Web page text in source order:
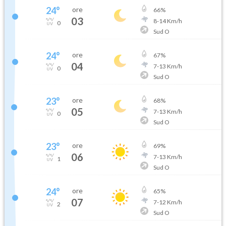
24°
0
ore
03
66%
8-14Km/h
Sud O
24°
0
ore
04
67%
7-13 Km/h
Sud O
23°
0
ore
05
68%
7-13 Km/h
Sud O
23°
1
ore
06
69%
7-13 Km/h
Sud O
24°
2
ore
07
65%
7-12 Km/h
Sud O